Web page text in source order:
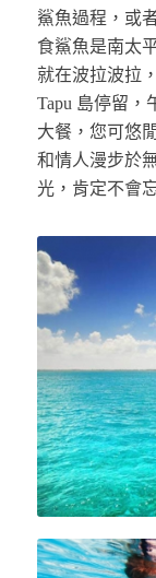
鯊魚過程，或
食鯊魚是南太
就在波拉波拉
Tapu 島停留，
大餐，您可悠
和情人漫步於
光，肯定不會